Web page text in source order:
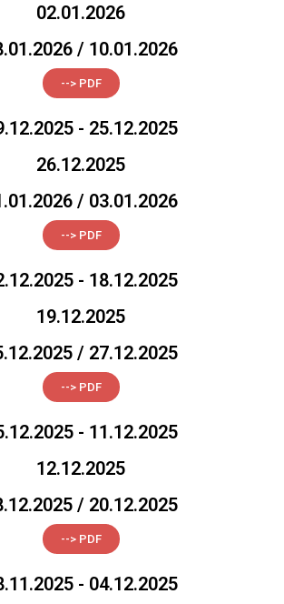
02.01.2026
/ 10.01.2026
--> PDF
- 25.12.2025
26.12.2025
/ 03.01.2026
--> PDF
- 18.12.2025
19.12.2025
/ 27.12.2025
--> PDF
- 11.12.2025
12.12.2025
/ 20.12.2025
--> PDF
- 04.12.2025